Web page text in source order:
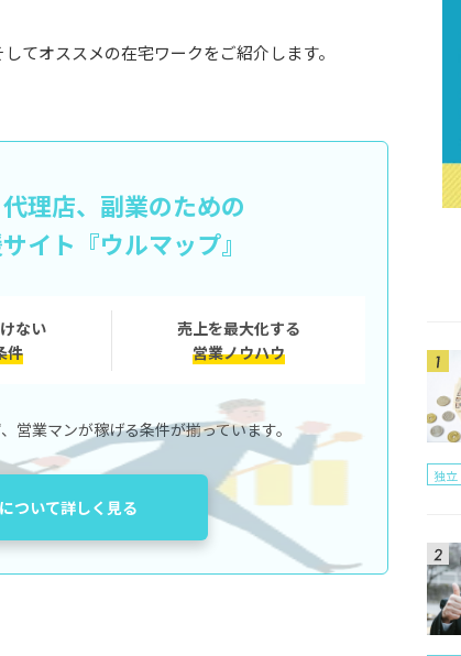
酬）
てオススメの在宅ワークをご紹介します。
理店、副業のための
イト 『ウルマップ』
ない
件
売上を最大化する
営業ノウハウ
営業マンが稼げる条件が揃っています。
ついて詳しく見る
独